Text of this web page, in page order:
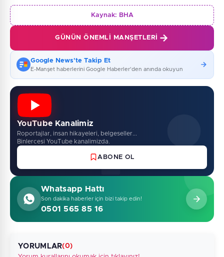
Kaynak: BHA
GÜNÜN ÖNEMLI MANŞETLERI
Google News'te Takip Et
E-Manşet haberlerini Google Haberler'den anında okuyun
YouTube Kanalimiz
Roportajlar, insan hikayeleri, belgeseller...
Binlercesi YouTube kanalimizda.
ABONE OL
Whatsapp Hattı
Son dakika haberler için bizi takip edin!
0501 565 85 16
YORUMLAR(0)